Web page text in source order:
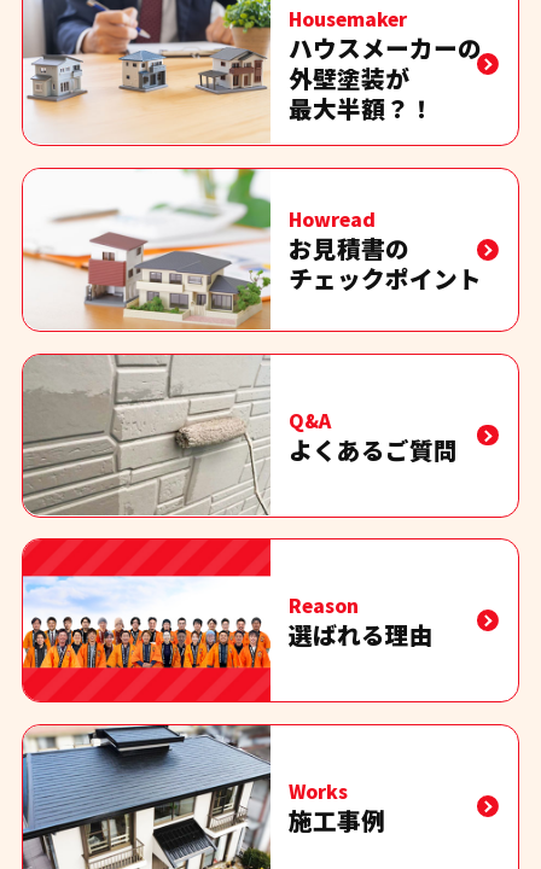
Housemaker
ハウスメーカーの
外壁塗装が
最大半額？！
Howread
お見積書の
チェックポイント
Q&A
よくあるご質問
Reason
選ばれる理由
Works
施工事例